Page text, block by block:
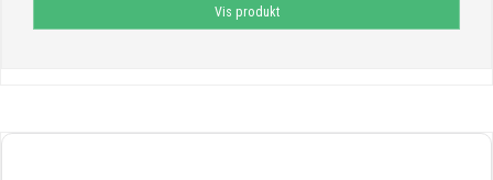
Vis produkt